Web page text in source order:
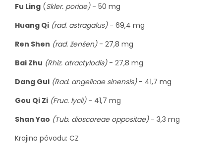
Fu Ling (Skler. poriae)- 50 mg
Huang Qi (rad. astragalus)- 69,4 mg
Ren Shen (rad. ženšen) - 27,8 mg
Bai Zhu (Rhiz. atractylodis) - 27,8 mg
Dang Gui (Rad. angelicae sinensis)- 41,7 mg
Gou Qi Zi (Fruc. lycii)- 41,7 mg
Shan Yao (Tub. dioscoreae oppositae)- 3,3 mg
Krajina pôvodu: CZ